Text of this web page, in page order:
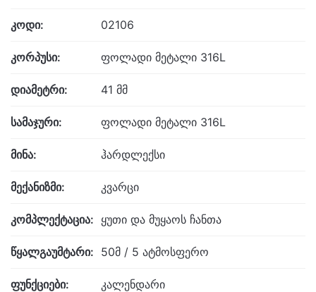
კოდი: 02106
კორპუსი: ფოლადი მეტალი 316L
დიამეტრი: 41 მმ
სამაჯური: ფოლადი მეტალი 316L
მინა: ჰარდლექსი
მექანიზმი: კვარცი
კომპლექტაცია: ყუთი და მუყაოს ჩანთა
წყალგაუმტარი: 50მ / 5 ატმოსფერო
ფუნქციები: კალენდარი